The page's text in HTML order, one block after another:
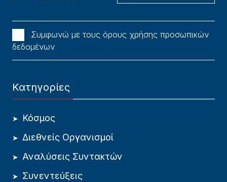
Συμφωνώ με τους όρους χρήσης προσωπικών
δεδομένων
Κατηγορίες
Κόσμος
Διεθνείς Οργανισμοί
Αναλύσεις Συντακτών
Συνεντεύξεις